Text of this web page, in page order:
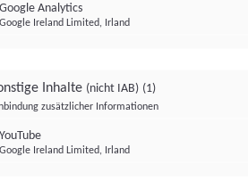
Google Analytics
Google Ireland Limited, Irland
Inhalte (nicht IAB) (1)
zusätzlicher Informationen
YouTube
Google Ireland Limited, Irland